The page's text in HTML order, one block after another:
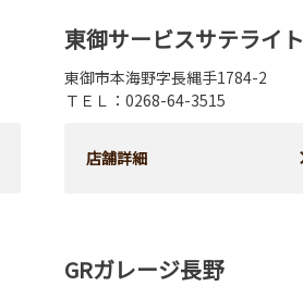
東御サービスサテライト
東御市本海野字長縄手1784-2
ＴＥＬ：0268-64-3515
店舗詳細
GRガレージ長野